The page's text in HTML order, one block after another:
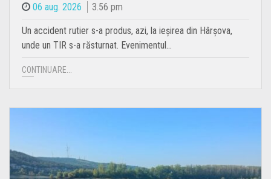
06 aug. 2026 3.56 pm
Un accident rutier s-a produs, azi, la ieșirea din Hârșova,
unde un TIR s-a răsturnat. Evenimentul…
CONTINUARE...